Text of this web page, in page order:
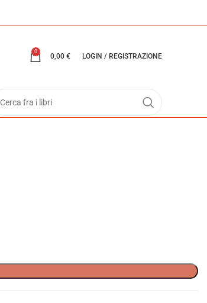
0
0,00 € LOGIN / REGISTRAZIONE